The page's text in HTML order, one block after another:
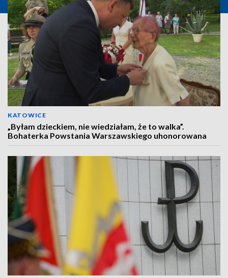
KATOWICE
„Byłam dzieckiem, nie wiedziałam, że to walka”.
Bohaterka Powstania Warszawskiego uhonorowana